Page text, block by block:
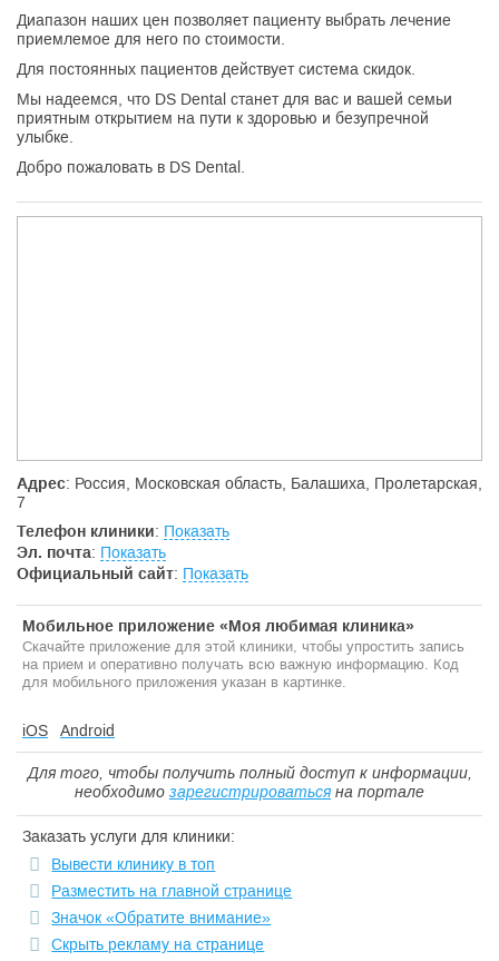
Диапазон наших цен позволяет пациенту выбрать лечение
приемлемое для него по стоимости.
Для постоянных пациентов действует система скидок.
Мы надеемся, что DS Dental станет для вас и вашей семьи
приятным открытием на пути к здоровью и безупречной
улыбке.
Добро пожаловать в DS Dental.
Адрес: Россия, Московская область, Балашиха, Пролетарская,
7
Телефон клиники: Показать
Эл. почта: Показать
Официальный сайт: Показать
Мобильное приложение «Моя любимая клиника»
Скачайте приложение для этой клиники, чтобы упростить запись
на прием и оперативно получать всю важную информацию. Код
для мобильного приложения указан в картинке.
iOS Android
Для того, чтобы получить полный доступ к информации,
необходимо зарегистрироватьсяна портале
Заказать услуги для клиники:
Вывести клинику в топ
Разместить на главной странице
Значок «Обратите внимание»
Скрыть рекламу на странице